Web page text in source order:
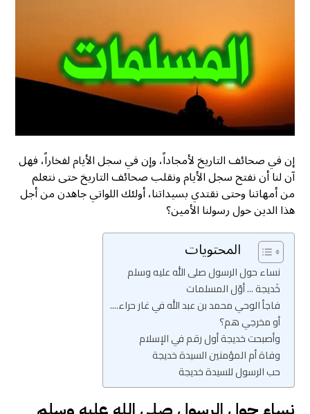
إن في صحائف التاريخ لأمجاداً، وإن في سجل الأيام لفخاراً، فهل
آن لنا أن نفتح سجل الأيام ونقلب صحائف التاريخ حتى نتعلم
من أمهاتنا وحتى نقتدي بسيداتنا، أولئك اللواتي جاهدن من أجل
هذا الدين حول رسولنا الأمين؟
المحتويات
نساء حول الرسول صلى الله عليه وسلم
خَديجة ... أوّل المسلمات
فاجأ الوحي محمد بن عبد الله في غار حراء....
أو مخرجي هم؟
وأصبحت خديجة أول رقم في الإسلام
وفاة أم المؤمنين السيدة خديجة
حب الرسول للسيدة خديجة